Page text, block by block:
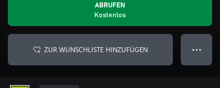
ABRUFEN
Kostenlos
ZUR WUNSCHLISTE HINZUFÜGEN ● ● ●